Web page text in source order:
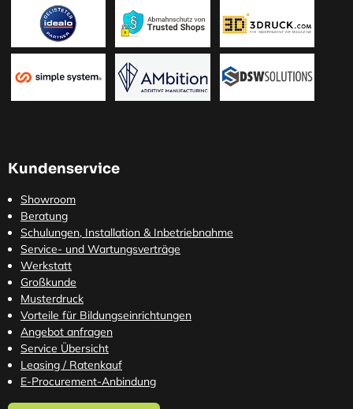
Kundenservice
Showroom
Beratung
Schulungen, Installation & Inbetriebnahme
Service- und Wartungsverträge
Werkstatt
Großkunde
Musterdruck
Vorteile für Bildungseinrichtungen
Angebot anfragen
Service Übersicht
Leasing / Ratenkauf
E-Procurement-Anbindung